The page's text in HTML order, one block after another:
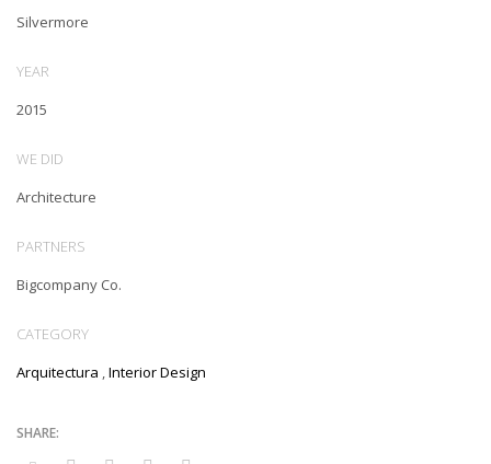
Silvermore
YEAR
2015
WE DID
Architecture
PARTNERS
Bigcompany Co.
CATEGORY
Arquitectura ,Interior Design